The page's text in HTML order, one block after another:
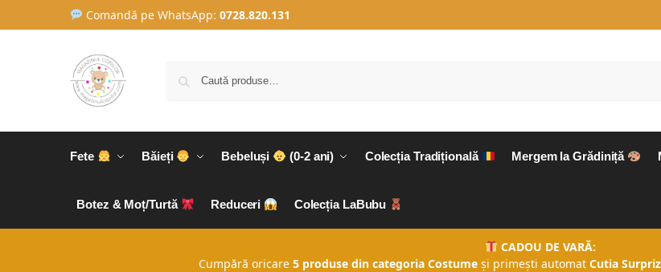
Comandă pe WhatsApp: 0728.820.131
Fete Băieți Bebeluși (0-2 ani) Colecția Tradițională Mergem la Grădiniță
Botez & Moț/Turtă Reduceri Colecția LaBubu
CADOU DE VARĂ:
Cumpără oricare 5 produse din categoria Costume și primești automat Cutia